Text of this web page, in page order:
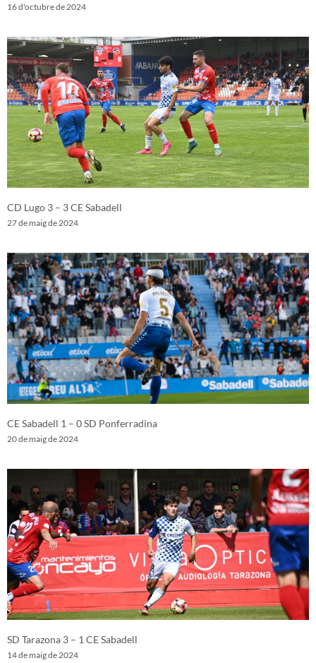
16 d'octubre de 2024
CD Lugo 3 – 3 CE Sabadell
27 de maig de 2024
CE Sabadell 1 – 0 SD Ponferradina
20 de maig de 2024
SD Tarazona 3 – 1 CE Sabadell
14 de maig de 2024